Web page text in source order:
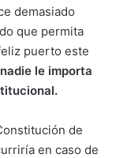
demasiado
que permita
puerto este
le importa
de
en caso de